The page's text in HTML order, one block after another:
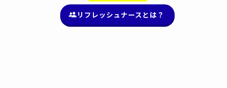
リフレッシュナースとは？